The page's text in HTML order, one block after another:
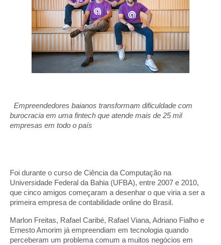
Empreendedores baianos transformam dificuldade com
burocracia em uma fintech que atende mais de 25 mil
empresas em todo o país
Foi durante o curso de Ciência da Computação na
Universidade Federal da Bahia (UFBA), entre 2007 e 2010,
que cinco amigos começaram a desenhar o que viria a ser a
primeira empresa de contabilidade online do Brasil.
Marlon Freitas, Rafael Caribé, Rafael Viana, Adriano Fialho e
Ernesto Amorim já empreendiam em tecnologia quando
perceberam um problema comum a muitos negócios em